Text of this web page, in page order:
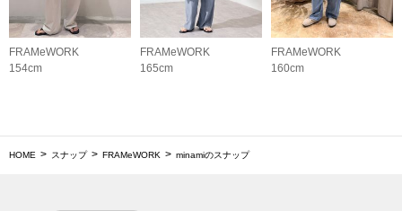
FRAMeWORK
154cm
FRAMeWORK
165cm
FRAMeWORK
160cm
HOME スナップ FRAMeWORK minamiのスナップ